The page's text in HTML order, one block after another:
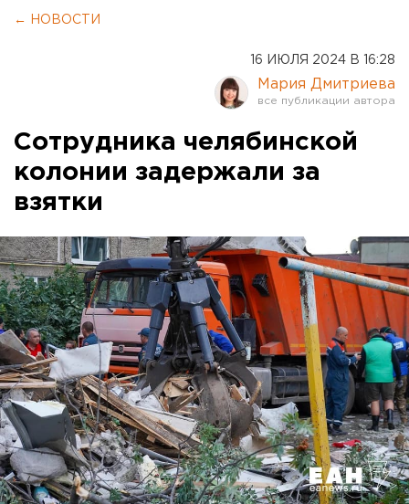
← НОВОСТИ
16 ИЮЛЯ 2024 В 16:28
Мария Дмитриева
Сотрудника челябинской
колонии задержали за
взятки